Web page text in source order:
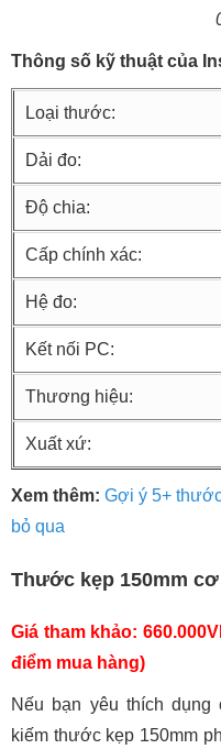
Thông số kỹ thuật của
Loại thước:
Dải đo:
Độ chia:
Cấp chính xác:
Hệ đo:
Kết nối PC:
Thương hiệu:
Xuất xứ:
Xem thêm: Gợi ý 5+
bỏ qua
Thước kẹp 150mm
Giá tham khảo:
điểm mua hàng)
Nếu bạn yêu thích
kiếm thước kẹp 150mm